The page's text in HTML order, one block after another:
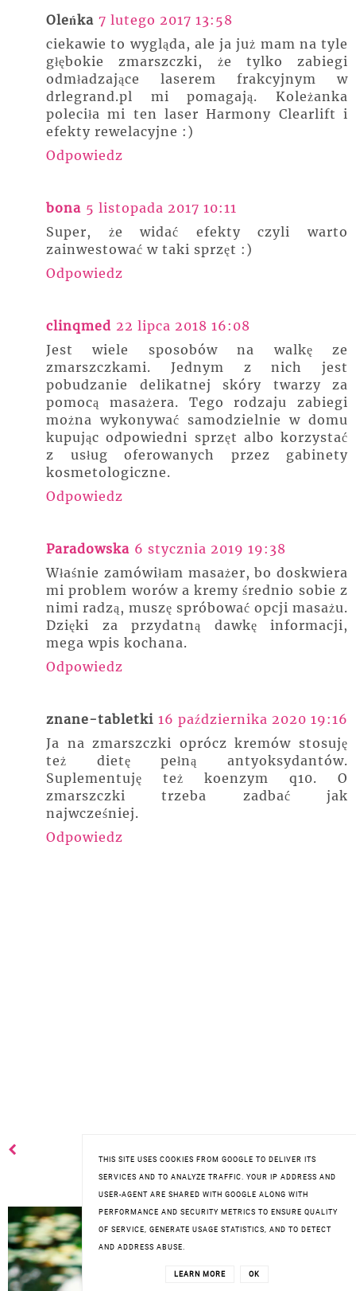
Oleńka 7 lutego 2017 13:58
ciekawie to wygląda, ale ja już mam na tyle
głębokie zmarszczki, że tylko zabiegi
odmładzające laserem frakcyjnym w
drlegrand.pl mi pomagają. Koleżanka
poleciła mi ten laser Harmony Clearlift i
efekty rewelacyjne :)
Odpowiedz
bona 5 listopada 2017 10:11
Super, że widać efekty czyli warto
zainwestować w taki sprzęt :)
Odpowiedz
clinqmed 22 lipca 2018 16:08
Jest wiele sposobów na walkę ze
zmarszczkami. Jednym z nich jest
pobudzanie delikatnej skóry twarzy za
pomocą masażera. Tego rodzaju zabiegi
można wykonywać samodzielnie w domu
kupując odpowiedni sprzęt albo korzystać
z usług oferowanych przez gabinety
kosmetologiczne.
Odpowiedz
Paradowska 6 stycznia 2019 19:38
Właśnie zamówiłam masażer, bo doskwiera
mi problem worów a kremy średnio sobie z
nimi radzą, muszę spróbować opcji masażu.
Dzięki za przydatną dawkę informacji,
mega wpis kochana.
Odpowiedz
znane-tabletki 16 października 2020 19:16
Ja na zmarszczki oprócz kremów stosuję
też dietę pełną antyoksydantów.
Suplementuję też koenzym q10. O
zmarszczki trzeba zadbać jak
najwcześniej.
Odpowiedz
THIS SITE USES COOKIES FROM GOOGLE TO DELIVER ITS
SERVICES AND TO ANALYZE TRAFFIC. YOUR IP ADDRESS AND
USER-AGENT ARE SHARED WITH GOOGLE ALONG WITH
PERFORMANCE AND SECURITY METRICS TO ENSURE QUALITY
OF SERVICE, GENERATE USAGE STATISTICS, AND TO DETECT
AND ADDRESS ABUSE.
LEARN MORE OK